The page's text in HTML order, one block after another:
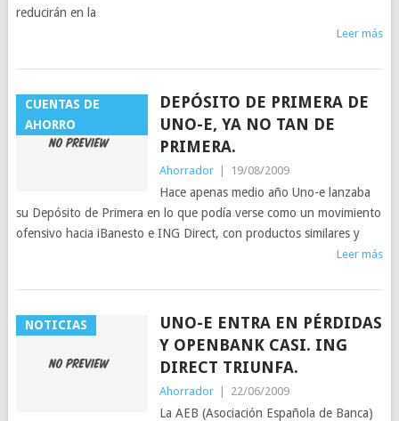
reducirán en la
Leer más
CUENTAS DE
AHORRO
DEPÓSITO DE PRIMERA DE
UNO-E, YA NO TAN DE
PRIMERA.
Ahorrador 19/08/2009
Hace apenas medio año Uno-e lanzaba
su Depósito de Primera en lo que podía verse como un movimiento
ofensivo hacia iBanesto e ING Direct, con productos similares y
Leer más
NOTICIAS
UNO-E ENTRA EN PÉRDIDAS
Y OPENBANK CASI. ING
DIRECT TRIUNFA.
Ahorrador 22/06/2009
La AEB (Asociación Española de Banca)